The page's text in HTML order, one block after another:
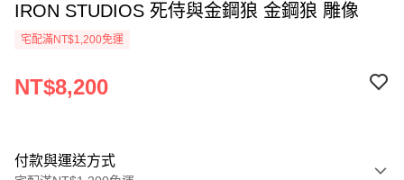
IRON STUDIOS 死侍與金鋼狼 金鋼狼 雕像
宅配滿NT$1,200免運
NT$8,200
付款與運送方式